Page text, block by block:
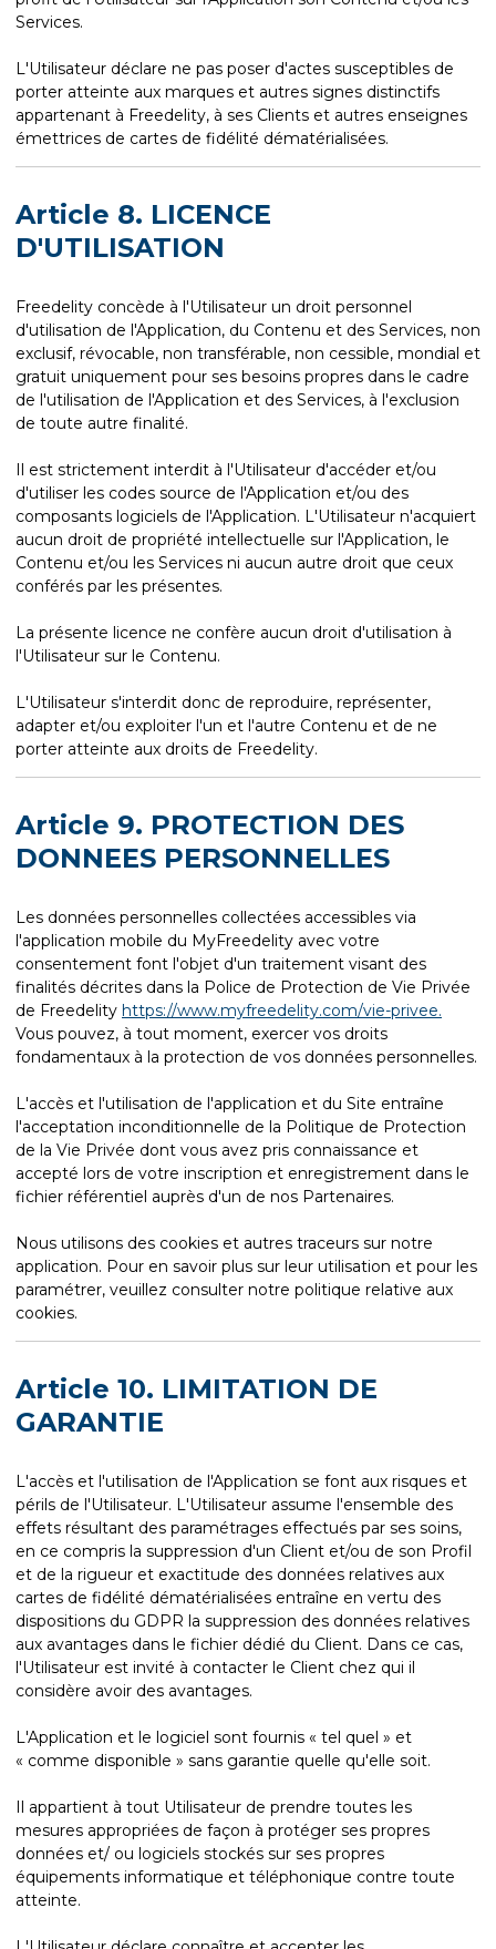
Services.
L'Utilisateur déclare ne pas poser d'actes susceptibles de
porter atteinte aux marques et autres signes distinctifs
appartenant à Freedelity, à ses Clients et autres enseignes
émettrices de cartes de fidélité dématérialisées.
Article 8. LICENCE
D'UTILISATION
Freedelity concède à l'Utilisateur un droit personnel
d'utilisation de l'Application, du Contenu et des Services, non
exclusif, révocable, non transférable, non cessible, mondial et
gratuit uniquement pour ses besoins propres dans le cadre
de l'utilisation de l'Application et des Services, à l'exclusion
de toute autre finalité.
Il est strictement interdit à l'Utilisateur d'accéder et/ou
d'utiliser les codes source de l'Application et/ou des
composants logiciels de l'Application. L'Utilisateur n'acquiert
aucun droit de propriété intellectuelle sur l'Application, le
Contenu et/ou les Services ni aucun autre droit que ceux
conférés par les présentes.
La présente licence ne confère aucun droit d'utilisation à
l'Utilisateur sur le Contenu.
L'Utilisateur s'interdit donc de reproduire, représenter,
adapter et/ou exploiter l'un et l'autre Contenu et de ne
porter atteinte aux droits de Freedelity.
Article 9. PROTECTION DES
DONNEES PERSONNELLES
Les données personnelles collectées accessibles via
l'application mobile du MyFreedelity avec votre
consentement font l'objet d'un traitement visant des
finalités décrites dans la Police de Protection de Vie Privée
de Freedelity https://www.myfreedelity.com/vie-privee.
Vous pouvez, à tout moment, exercer vos droits
fondamentaux à la protection de vos données personnelles.
L'accès et l'utilisation de l'application et du Site entraîne
l'acceptation inconditionnelle de la Politique de Protection
de la Vie Privée dont vous avez pris connaissance et
accepté lors de votre inscription et enregistrement dans le
fichier référentiel auprès d'un de nos Partenaires.
Nous utilisons des cookies et autres traceurs sur notre
application. Pour en savoir plus sur leur utilisation et pour les
paramétrer, veuillez consulter notre politique relative aux
cookies.
Article 10. LIMITATION DE
GARANTIE
L'accès et l'utilisation de l'Application se font aux risques et
périls de l'Utilisateur. L'Utilisateur assume l'ensemble des
effets résultant des paramétrages effectués par ses soins,
en ce compris la suppression d'un Client et/ou de son Profil
et de la rigueur et exactitude des données relatives aux
cartes de fidélité dématérialisées entraîne en vertu des
dispositions du GDPR la suppression des données relatives
aux avantages dans le fichier dédié du Client. Dans ce cas,
l'Utilisateur est invité à contacter le Client chez qui il
considère avoir des avantages.
L'Application et le logiciel sont fournis « tel quel » et
« comme disponible » sans garantie quelle qu'elle soit.
Il appartient à tout Utilisateur de prendre toutes les
mesures appropriées de façon à protéger ses propres
données et/ ou logiciels stockés sur ses propres
équipements informatique et téléphonique contre toute
atteinte.